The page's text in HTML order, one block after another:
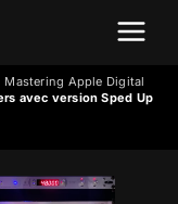
Mastering Apple Digital
avec version Sped Up